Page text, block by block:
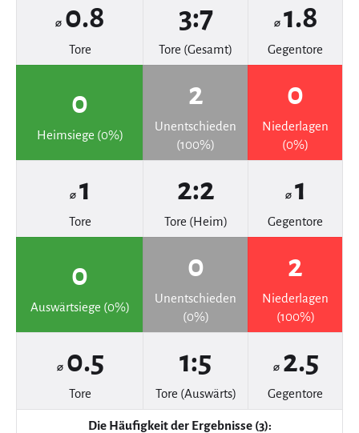
⌀ 0.8
Tore
3:7
Tore (Gesamt)
⌀ 1.8
Gegentore
0
Heimsiege (0%)
2
Unentschieden
(100%)
0
Niederlagen
(0%)
⌀ 1
Tore
2:2
Tore (Heim)
⌀ 1
Gegentore
0
Auswärtsiege (0%)
0
Unentschieden
(0%)
2
Niederlagen
(100%)
⌀ 0.5
Tore
1:5
Tore (Auswärts)
⌀ 2.5
Gegentore
Die Häufigkeit der Ergebnisse (3):